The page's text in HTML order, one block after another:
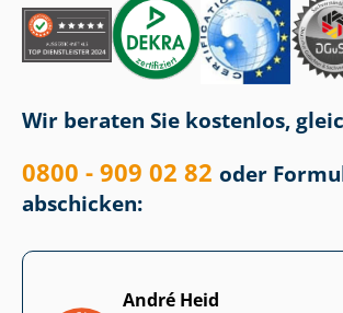
Wir beraten Sie kostenlos,
0800 - 909 02 82 oder
abschicken:
André Heid